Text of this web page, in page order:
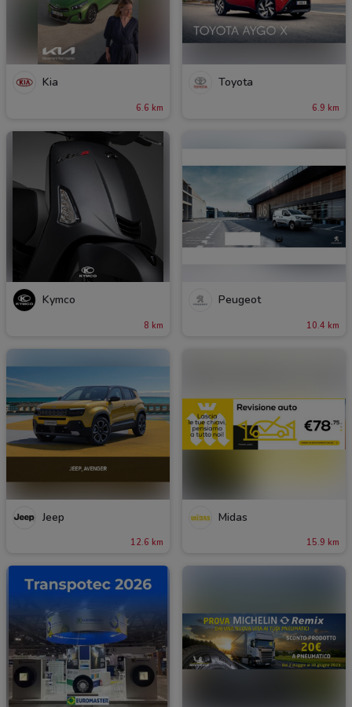
Kia
6.6 km
Toyota
6.9 km
Kymco
8 km
Peugeot
10.4 km
Jeep
12.6 km
Midas
15.9 km